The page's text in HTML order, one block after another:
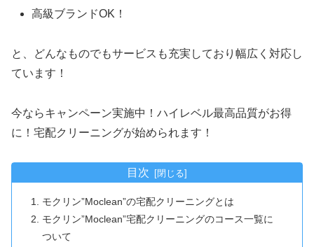
高級ブランドOK！
と、どんなものでもサービスも充実しており幅広く対応し
ています！
今ならキャンペーン実施中！ハイレベル最高品質がお得
に！宅配クリーニングが始められます！
目次
モクリン”Moclean”の宅配クリーニングとは
モクリン”Moclean”宅配クリーニングのコース一覧に
ついて